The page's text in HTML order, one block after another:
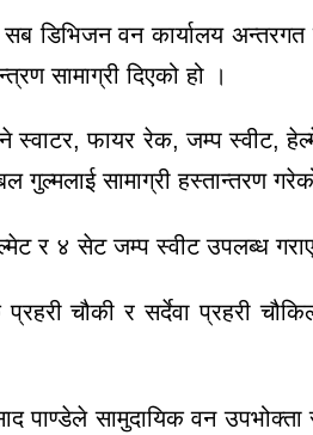
डिभिजन वन कार्यालय अन्तरगत
सामाग्री दिएको हो ।
स्वाटर, फायर रेक, जम्प स्वीट,
सामाग्री हस्तान्तरण
र ४ सेट जम्प स्वीट उपलब्ध
चौकी र सर्देवा प्रहरी
पाण्डेले सामुदायिक वन